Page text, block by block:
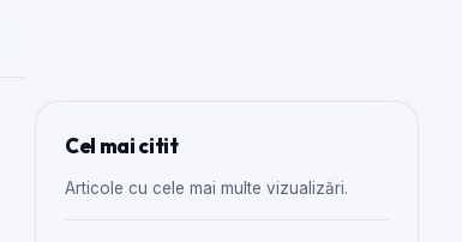
Cel mai citit
Articole cu cele mai multe vizualizări.